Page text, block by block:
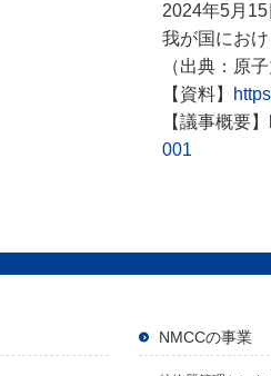
2024年5月15
我が国にお
（出典：原
【資料】
【議事概要】
001
NMCCの事業